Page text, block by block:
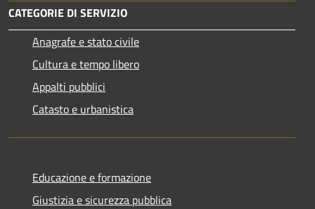
CATEGORIE DI SERVIZIO
Anagrafe e stato civile
Cultura e tempo libero
Appalti pubblici
Catasto e urbanistica
Educazione e formazione
Giustizia e sicurezza pubblica